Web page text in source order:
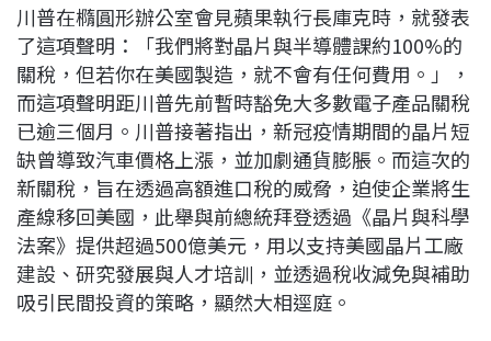
川普在橢圓形辦公室會見蘋果執行長庫克時，就發表
了這項聲明：「我們將對晶片與半導體課約100%的
關稅，但若你在美國製造，就不會有任何費用。」，
而這項聲明距川普先前暫時豁免大多數電子產品關稅
已逾三個月。川普接著指出，新冠疫情期間的晶片短
缺曾導致汽車價格上漲，並加劇通貨膨脹。而這次的
新關稅，旨在透過高額進口稅的威脅，迫使企業將生
產線移回美國，此舉與前總統拜登透過《晶片與科學
法案》提供超過500億美元，用以支持美國晶片工廠
建設、研究發展與人才培訓，並透過稅收減免與補助
吸引民間投資的策略，顯然大相逕庭。